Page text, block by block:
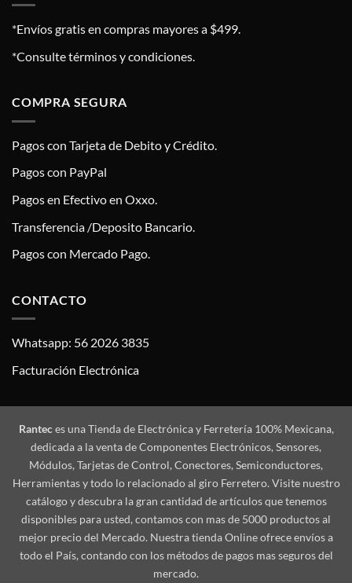
*Envíos gratis en compras mayores a $499.
*Consulte términos y condiciones.
COMPRA SEGURA
Pagos con Tarjeta de Debito y Crédito.
Pagos con PayPal
Pagos en Efectivo en Oxxo.
Transferencia /Deposito Bancario.
Pagos con Mercado Pago.
CONTACTO
Whatsapp: 56 2026 3835
Facturación Electrónica
Ranteces una Tienda de Electrónica y Ferretería 100% Mexicana,
dedicada a la venta de Componentes Electrónicos, Sensores,
Módulos, Tarjetas de Control, Conectores, Semiconductores,
Herramientas y todo lo relacionado al giro Ferretero. Visite nuestro
catálogo y descubra la gran cantidad de artículos que tenemos
disponibles para usted, contamos con mas de 5000 productos al
mejor precio del Mercado. Nuestra tienda Online ofrece envíos a
todo el País, contando con los métodos de pagos mas seguros del
mercado.